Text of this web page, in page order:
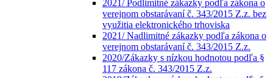
2021/ Podlimitné zákazky podľa zákona o
verejnom obstarávaní č. 343/2015 Z.z. bez
využitia elektronického trhoviska
2021/ Nadlimitné zákazky podľa zákona o
verejnom obstarávaní č. 343/2015 Z.z.
2020/Zákazky s nízkou hodnotou podľa §
117 zákona č. 343/2015 Z.z.